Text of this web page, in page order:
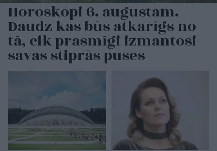
Horoskopi 6. augustam.
Daudz kas būs atkarīgs no
tā, cik prasmīgi izmantosi
savas stiprās puses